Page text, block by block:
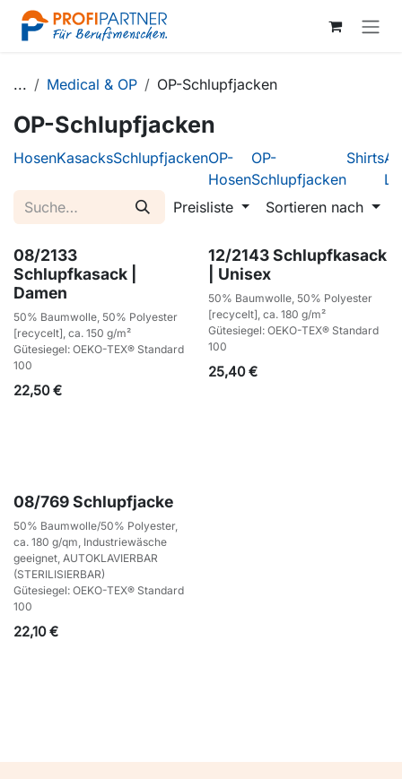
Zum Inhalt springen
... Medical & OP OP-Schlupfjacken
OP-Schlupfjacken
HosenKasacksSchlupfjackenOP-
Hosen
OP-
Schlupfjacken
Shirts
Preisliste
Sortieren nach
08/2133
Schlupfkasack |
Damen
50% Baumwolle, 50% Polyester
[recycelt], ca. 150 g/m²
Gütesiegel: OEKO-TEX® Standard
100
22,50€
12/2143 Schlupfkasack
| Unisex
50% Baumwolle, 50% Polyester
[recycelt], ca. 180 g/m²
Gütesiegel: OEKO-TEX® Standard
100
25,40€
08/769 Schlupfjacke
50% Baumwolle/50% Polyester,
ca. 180 g/qm, Industriewäsche
geeignet, AUTOKLAVIERBAR
(STERILISIERBAR)
Gütesiegel: OEKO-TEX® Standard
100
22,10€